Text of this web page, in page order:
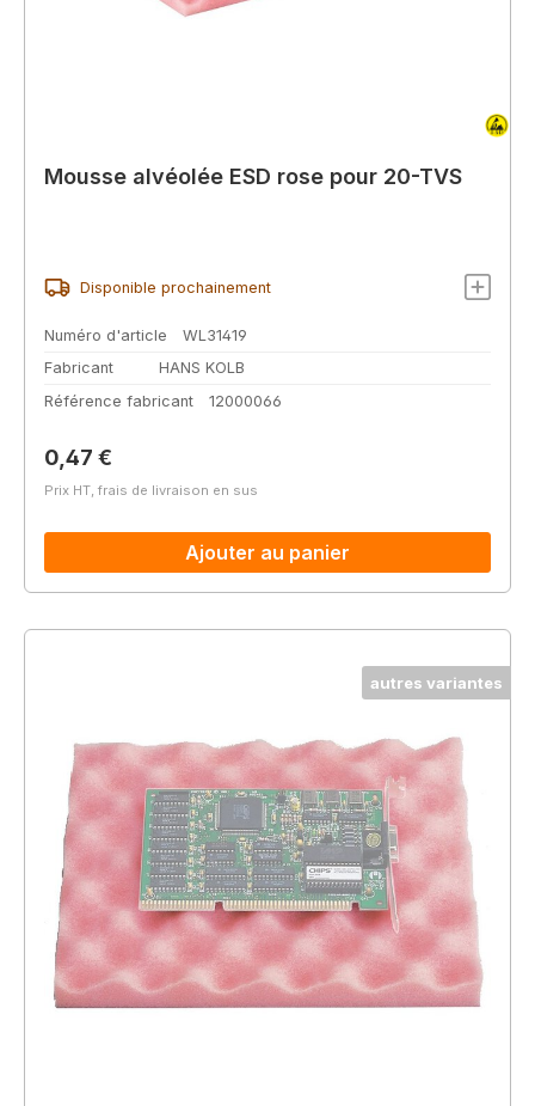
Mousse alvéolée ESD rose pour 20-TVS
Disponible prochainement
Numéro d'article
WL31419
Fabricant
HANS KOLB
Référence fabricant
12000066
Prix régulier :
0,47 €
Prix HT, frais de livraison en sus
Ajouter au panier
autres variantes